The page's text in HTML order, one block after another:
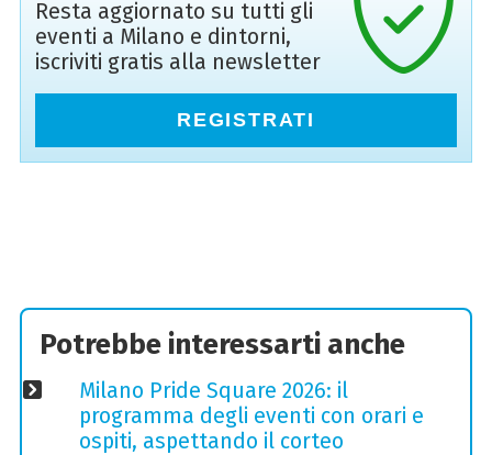
Resta aggiornato su tutti gli
eventi a Milano e dintorni,
iscriviti gratis alla newsletter
REGISTRATI
Potrebbe interessarti anche
Milano Pride Square 2026: il
programma degli eventi con orari e
ospiti, aspettando il corteo